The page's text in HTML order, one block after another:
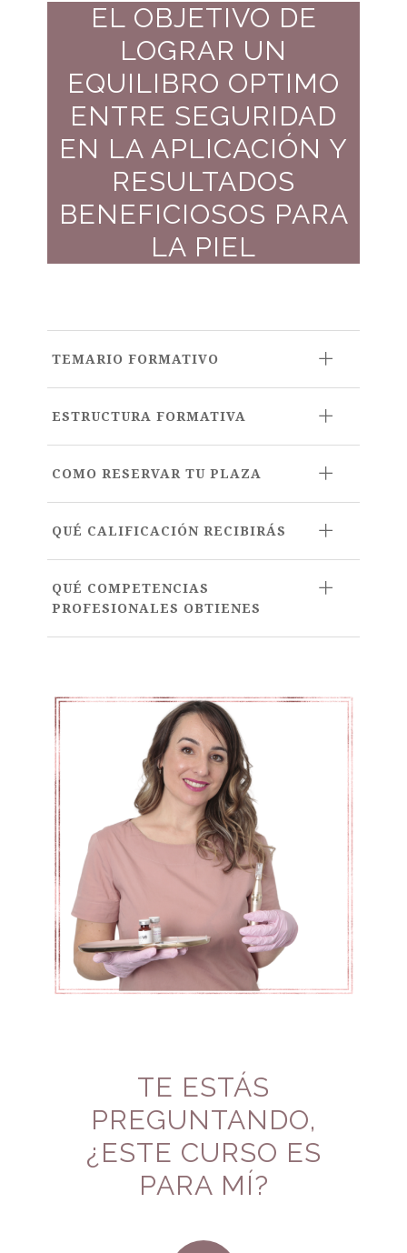
EL OBJETIVO DE
LOGRAR UN
EQUILIBRO OPTIMO
ENTRE SEGURIDAD
EN LA APLICACIÓN Y
RESULTADOS
BENEFICIOSOS PARA
LA PIEL
TEMARIO FORMATIVO
ESTRUCTURA FORMATIVA
COMO RESERVAR TU PLAZA
QUÉ CALIFICACIÓN RECIBIRÁS
QUÉ COMPETENCIAS
PROFESIONALES OBTIENES
TE ESTÁS
PREGUNTANDO,
¿ESTE CURSO ES
PARA MÍ?